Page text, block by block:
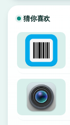
猜你喜欢